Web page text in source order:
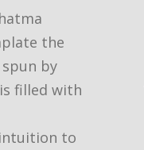
the
by
filled with
to